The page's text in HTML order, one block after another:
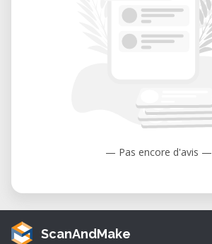
— Pas encore d'avis —
ScanAndMake